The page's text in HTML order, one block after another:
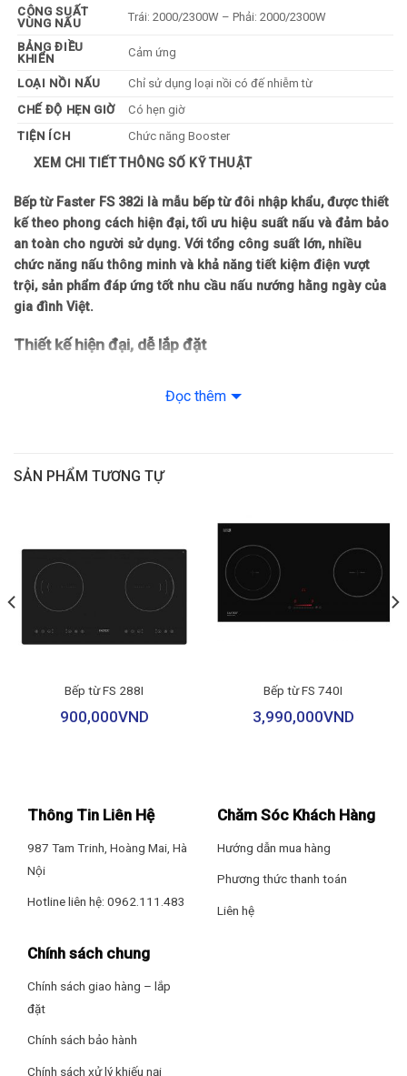
CÔNG SUẤT
VÙNG NẤU
Trái: 2000/2300W – Phải: 2000/2300W
BẢNG ĐIỀU
KHIỂN
Cảm ứng
LOẠI NỒI NẤU
Chỉ sử dụng loại nồi có đế nhiễm từ
CHẾ ĐỘ HẸN GIỜ
Có hẹn giờ
TIỆN ÍCH
Chức năng Booster
KÍCH THƯỚC
730 x 430 mm
LẮP ÂM
680 x 380 mm
TÍNH NĂNG AN
TOÀN
Khóa phím trẻ em, Chức năng tự nhận diện vùng nấu,
Cảnh báo chống tràn
XEM CHI TIẾT THÔNG SỐ KỸ THUẬT
Bếp từ Faster FS 382i là mẫu bếp từ đôi nhập khẩu, được thiết
kế theo phong cách hiện đại, tối ưu hiệu suất nấu và đảm bảo
an toàn cho người sử dụng. Với tổng công suất lớn, nhiều
chức năng nấu thông minh và khả năng tiết kiệm điện vượt
trội, sản phẩm đáp ứng tốt nhu cầu nấu nướng hằng ngày của
gia đình Việt.
Thiết kế hiện đại, dễ lắp đặt
giúp bảo vệ mặt kính và tăng độ bền trong quá trình sử dụng.
Kích thước mặt kính: 730 x 430 mm
Kích thước tiêu chuẩn giúp việc lắp đặt và thay thế bếp cũ trở
nên thuận tiện.
Công suất mạnh mẽ, hiệu suất cao
Bếp được trang bị hai vùng nấu từ hoạt động độc lập, cho hiệu
Tổng công suất: 4000W
Chức năng Booster cho phép tăng công suất tức thì, giúp rút
Tiết kiệm điện năng hiệu quả
Nhờ công nghệ nấu từ hiện đại, nhiệt lượng được truyền trực
tiếp vào đáy nồi, hạn chế thất thoát nhiệt. Bếp từ Faster FS 382i
truyền thống, góp phần giảm chi phí sinh hoạt cho gia đình.
Nguồn điện sử dụng
Tần số: 50 – 60Hz
Đọc thêm
SẢN PHẨM TƯƠNG TỰ
Bếp từ FS 288I
900,000VND
Bếp từ FS 740I
3,990,000VND
Thông Tin Liên Hệ
987 Tam Trinh, Hoàng Mai, Hà
Nội
Hotline liên hệ: 0962.111.483
Chăm Sóc Khách Hàng
Hướng dẫn mua hàng
Phương thức thanh toán
Liên hệ
Chính sách chung
Chính sách giao hàng – lắp
đặt
Chính sách bảo hành
Chính sách xử lý khiếu nại